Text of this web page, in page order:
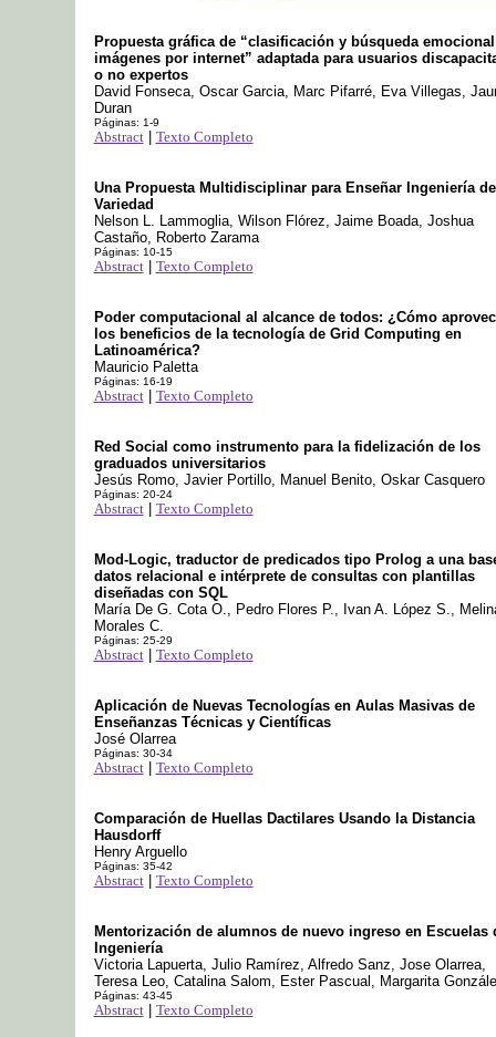
Propuesta gráfica de “clasificación y búsqueda
imágenes por internet” adaptada para usuarios
o no expertos
David Fonseca, Oscar Garcia, Marc Pifarré, Eva Villegas,
Duran
Páginas: 1-9
Abstract| Texto Completo
Una Propuesta Multidisciplinar para Enseñar Ingeniería de
Variedad
Nelson L. Lammoglia, Wilson Flórez, Jaime Boada, Joshua
Castaño, Roberto Zarama
Páginas: 10-15
Abstract| Texto Completo
Poder computacional al alcance de todos: ¿Cómo
los beneficios de la tecnología de Grid Computing en
Latinoamérica?
Mauricio Paletta
Páginas: 16-19
Abstract| Texto Completo
Red Social como instrumento para la fidelización de los
graduados universitarios
Jesús Romo, Javier Portillo, Manuel Benito, Oskar Casquero
Páginas: 20-24
Abstract| Texto Completo
Mod-Logic, traductor de predicados tipo Prolog a una
datos relacional e intérprete de consultas con plantillas
diseñadas con SQL
María De G. Cota O., Pedro Flores P., Ivan A. López S.,
Morales C.
Páginas: 25-29
Abstract| Texto Completo
Aplicación de Nuevas Tecnologías en Aulas Masivas de
Enseñanzas Técnicas y Científicas
José Olarrea
Páginas: 30-34
Abstract| Texto Completo
Comparación de Huellas Dactilares Usando la Distancia
Hausdorff
Henry Arguello
Páginas: 35-42
Abstract| Texto Completo
Mentorización de alumnos de nuevo ingreso en Escuelas
Ingeniería
Victoria Lapuerta, Julio Ramírez, Alfredo Sanz, Jose Olarrea,
Teresa Leo, Catalina Salom, Ester Pascual, Margarita
Páginas: 43-45
Abstract| Texto Completo